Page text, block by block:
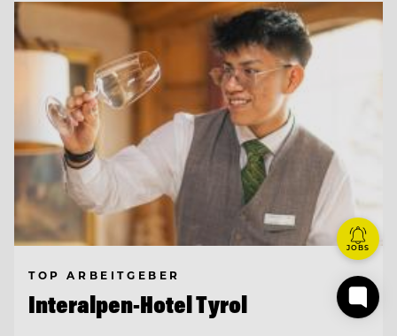
TOP ARBEITGEBER
Interalpen-Hotel Tyrol
JOBS